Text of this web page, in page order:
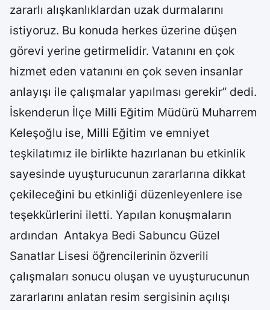
zararlı alışkanlıklardan uzak durmalarını
istiyoruz. Bu konuda herkes üzerine düşen
görevi yerine getirmelidir. Vatanını en çok
hizmet eden vatanını en çok seven insanlar
anlayışı ile çalışmalar yapılması gerekir” dedi.
İskenderun İlçe Milli Eğitim Müdürü Muharrem
Keleşoğlu ise, Milli Eğitim ve emniyet
teşkilatımız ile birlikte hazırlanan bu etkinlik
sayesinde uyuşturucunun zararlarına dikkat
çekileceğini bu etkinliği düzenleyenlere ise
teşekkürlerini iletti. Yapılan konuşmaların
ardından Antakya Bedi Sabuncu Güzel
Sanatlar Lisesi öğrencilerinin özverili
çalışmaları sonucu oluşan ve uyuşturucunun
zararlarını anlatan resim sergisinin açılışı